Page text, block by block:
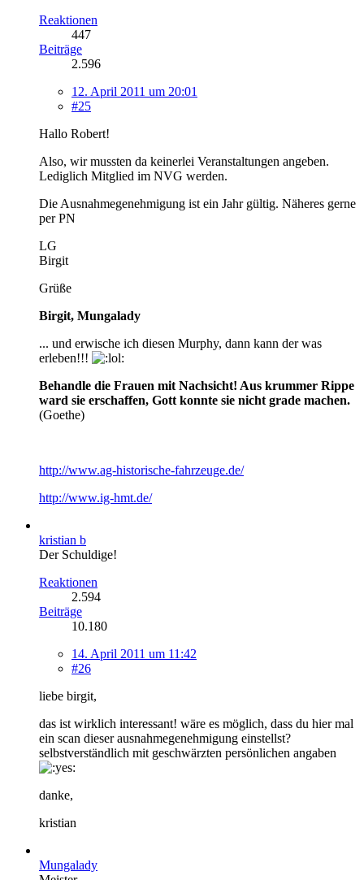
Reaktionen
447
Beiträge
2.596
12. April 2011 um 20:01
#25
Hallo Robert!
Also, wir mussten da keinerlei Veranstaltungen angeben.
Lediglich Mitglied im NVG werden.
Die Ausnahmegenehmigung ist ein Jahr gültig. Näheres gerne
per PN
LG
Birgit
Grüße
Birgit, Mungalady
... und erwische ich diesen Murphy, dann kann der was
erleben!!!
Behandle die Frauen mit Nachsicht! Aus krummer Rippe
ward sie erschaffen, Gott konnte sie nicht grade machen.
(Goethe)
http://www.ag-historische-fahrzeuge.de/
http://www.ig-hmt.de/
kristian b
Der Schuldige!
Reaktionen
2.594
Beiträge
10.180
14. April 2011 um 11:42
#26
liebe birgit,
das ist wirklich interessant! wäre es möglich, dass du hier mal
ein scan dieser ausnahmegenehmigung einstellst?
selbstverständlich mit geschwärzten persönlichen angaben
danke,
kristian
Mungalady